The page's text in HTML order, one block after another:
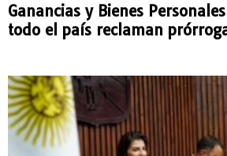
Ganancias y Bienes
todo el país reclaman